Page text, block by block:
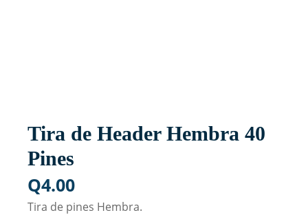
Tira de Header Hembra 40
Pines
Q4.00
Tira de pines Hembra.